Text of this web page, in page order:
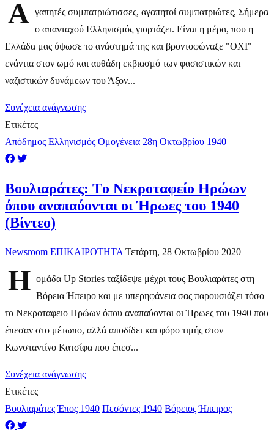
Α γαπητές συμπατριώτισσες, αγαπητοί συμπατριώτες, Σήμερα
ο απανταχού Ελληνισμός γιορτάζει. Είναι η μέρα, που η
Ελλάδα μας ύψωσε το ανάστημά της και βροντοφώναξε "ΟΧΙ"
ενάντια στον ωμό και αυθάδη εκβιασμό των φασιστικών και
ναζιστικών δυνάμεων του Άξον...
Συνέχεια ανάγνωσης
Ετικέτες
Απόδημος Ελληνισμός Ομογένεια 28η Οκτωβρίου 1940
Βουλιαράτες: Tο Νεκροταφείο Ηρώων
όπου αναπαύονται οι Ήρωες του 1940
(Βίντεο)
Newsroom ΕΠΙΚΑΙΡΟΤΗΤΑ Τετάρτη, 28 Οκτωβρίου 2020
Η ομάδα Up Stories ταξίδεψε μέχρι τους Βουλιαράτες στη
Βόρεια Ήπειρο και με υπερηφάνεια σας παρουσιάζει τόσο
το Νεκροταφειο Ηρώων όπου αναπαύονται οι Ήρωες του 1940 που
έπεσαν στο μέτωπο, αλλά αποδίδει και φόρο τιμής στον
Κωνσταντίνο Κατσίφα που έπεσ...
Συνέχεια ανάγνωσης
Ετικέτες
Βουλιαράτες Έπος 1940 Πεσόντες 1940 Βόρειος Ήπειρος